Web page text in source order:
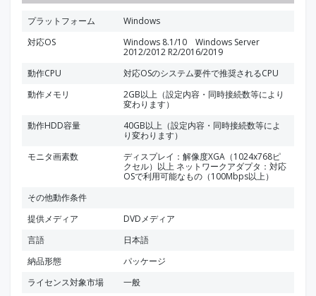
プラットフォーム
Windows
対応OS
Windows 8.1/10 Windows Server
2012/2012 R2/2016/2019
動作CPU
対応OSのシステム要件で推奨されるCPU
動作メモリ
2GB以上（設定内容・同時接続数等により
変わります）
動作HDD容量
40GB以上（設定内容・同時接続数等によ
り変わります）
モニタ画素数
ディスプレイ：解像度XGA（1024x768ピ
クセル）以上 ネットワークアダプタ：対応
OSで利用可能なもの（100Mbps以上）
その他動作条件
提供メディア
DVDメディア
言語
日本語
納品形態
パッケージ
ライセンス対象市場
一般